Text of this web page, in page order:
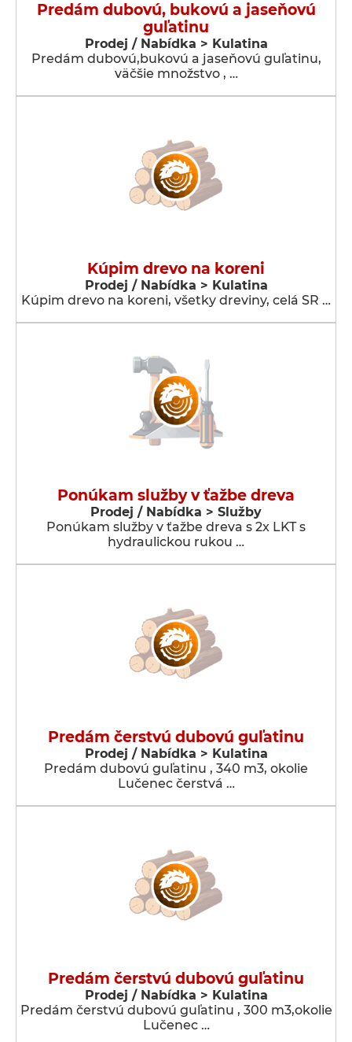
Predám dubovú, bukovú a jaseňovú
guľatinu
Prodej / Nabídka > Kulatina
Predám dubovú,bukovú a jaseňovú guľatinu,
väčšie množstvo , …
Kúpim drevo na koreni
Prodej / Nabídka > Kulatina
Kúpim drevo na koreni, všetky dreviny, celá SR …
Ponúkam služby v ťažbe dreva
Prodej / Nabídka > Služby
Ponúkam služby v ťažbe dreva s 2x LKT s
hydraulickou rukou …
Predám čerstvú dubovú guľatinu
Prodej / Nabídka > Kulatina
Predám dubovú guľatinu , 340 m3, okolie
Lučenec čerstvá …
Predám čerstvú dubovú guľatinu
Prodej / Nabídka > Kulatina
Predám čerstvú dubovú guľatinu , 300 m3,okolie
Lučenec …